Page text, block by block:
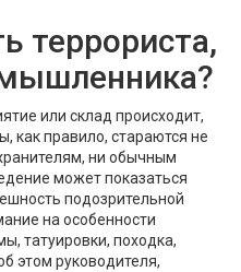
террориста,
или склад происходит,
как правило, стараются не
ни обычным
может показаться
подозрительной
на особенности
татуировки, походка,
этом руководителя,